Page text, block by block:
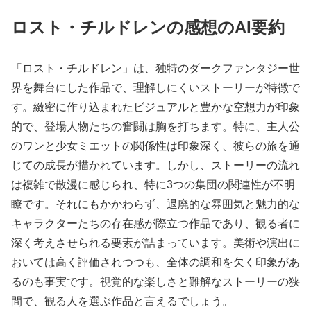
ロスト・チルドレンの感想のAI要約
「ロスト・チルドレン」は、独特のダークファンタジー世
界を舞台にした作品で、理解しにくいストーリーが特徴で
す。緻密に作り込まれたビジュアルと豊かな空想力が印象
的で、登場人物たちの奮闘は胸を打ちます。特に、主人公
のワンと少女ミエットの関係性は印象深く、彼らの旅を通
じての成長が描かれています。しかし、ストーリーの流れ
は複雑で散漫に感じられ、特に3つの集団の関連性が不明
瞭です。それにもかかわらず、退廃的な雰囲気と魅力的な
キャラクターたちの存在感が際立つ作品であり、観る者に
深く考えさせられる要素が詰まっています。美術や演出に
おいては高く評価されつつも、全体の調和を欠く印象があ
るのも事実です。視覚的な楽しさと難解なストーリーの狭
間で、観る人を選ぶ作品と言えるでしょう。